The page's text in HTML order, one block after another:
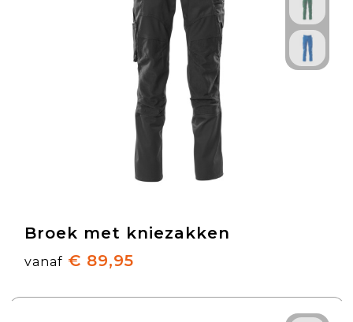
Broek met kniezakken
vanaf € 89,95